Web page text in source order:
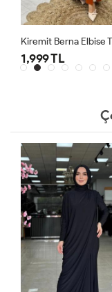
1,999 TL